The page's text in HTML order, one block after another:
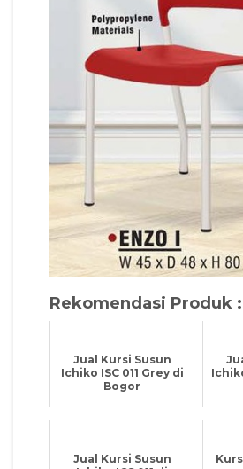
Rekomendasi Produk :
Jual Kursi Susun
Ichiko ISC 011 Grey di
Bogor
Jual Kursi Susun